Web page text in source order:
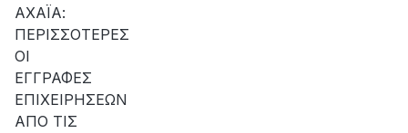
της
βλάβης
ΑΧΑΪΑ:
ΠΕΡΙΣΣΟΤΕΡΕΣ
ΟΙ
ΕΓΓΡΑΦΕΣ
ΕΠΙΧΕΙΡΗΣΕΩΝ
ΑΠΟ ΤΙΣ